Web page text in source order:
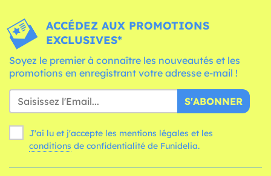
ACCÉDEZ AUX PROMOTIONS
EXCLUSIVES*
Soyez le premier à connaître les nouveautés et les
promotions en enregistrant votre adresse e-mail !
S'ABONNER
J'ai lu et j'accepte les mentions légales et les
conditions de confidentialité de Funidelia.